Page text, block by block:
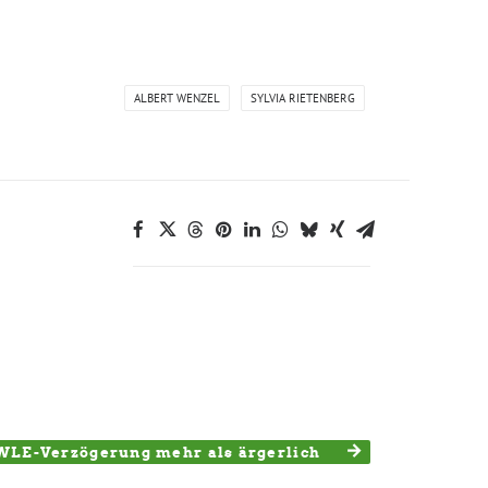
ALBERT WENZEL SYLVIA RIETENBERG
Verzögerung mehr als ärgerlich